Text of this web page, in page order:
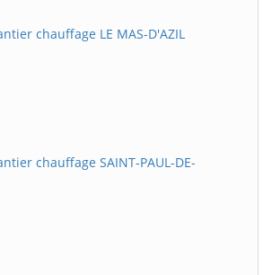
chauffage LE MAS-D'AZIL
chauffage SAINT-PAUL-DE-